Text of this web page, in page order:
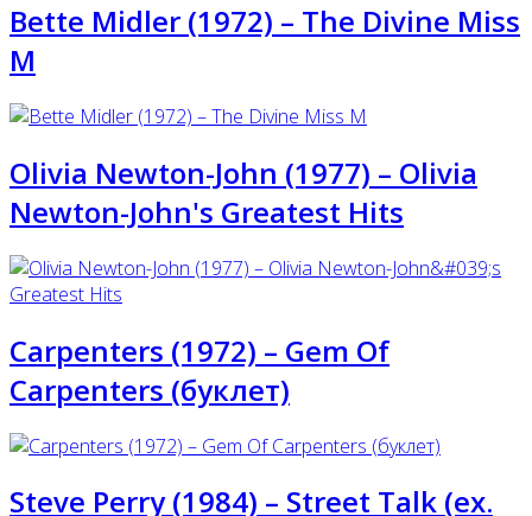
Bette Midler (1972) ‎– The Divine Miss
M
Olivia Newton-John (1977) – Olivia
Newton-John's Greatest Hits
Carpenters (1972) – Gem Of
Carpenters (буклет)
Steve Perry (1984) ‎– Street Talk (ex.